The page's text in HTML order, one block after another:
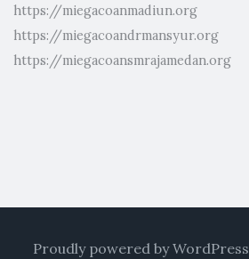
https://miegacoanmadiun.org
https://miegacoandrmansyur.org
https://miegacoansmrajamedan.org
Proudly powered by WordPress